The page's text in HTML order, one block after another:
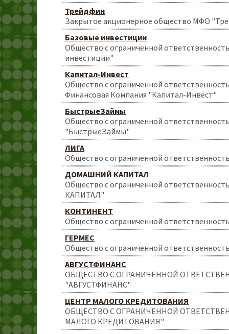
Трейдфин
Закрытое акционерное общество МФО
Базовые инвестиции
Общество с ограниченной
инвестиции"
Капитал-Инвест
Общество с ограниченной
Финансовая Компания "Капитал-Инвест"
БыстрыеЗаймы
Общество с ограниченной
"БыстрыеЗаймы"
ЛИГА
Общество с ограниченной
ДОМАШНИЙ КАПИТАЛ
Общество с ограниченной
КАПИТАЛ"
КОНТИНЕНТ
Общество с ограниченной
ГЕРМЕС
Общество с ограниченной
АВГУСТФИНАНС
ОБЩЕСТВО С ОГРАНИЧЕННОЙ
"АВГУСТФИНАНС"
ЦЕНТР МАЛОГО КРЕДИТОВАНИЯ
ОБЩЕСТВО С ОГРАНИЧЕННОЙ
МАЛОГО КРЕДИТОВАНИЯ"